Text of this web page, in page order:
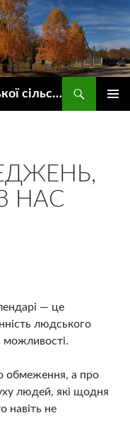
Грозинецький ліцей Топорівської сільської ради
НАС
— це
людського
можливості.
обмеження, а про
людей, які щодня
навіть не